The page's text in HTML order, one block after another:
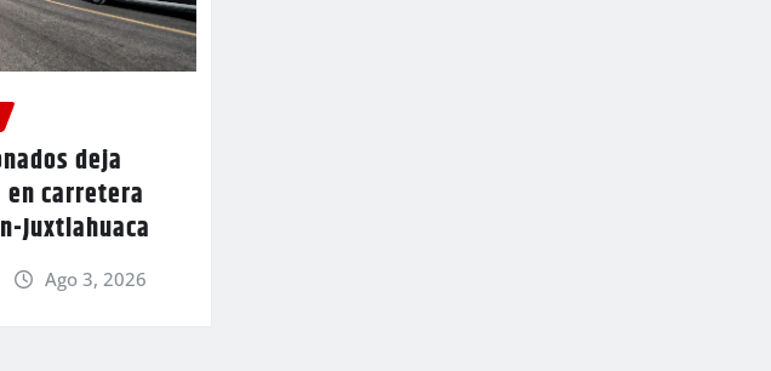
deja
carretera
Juxtlahuaca
Ago 3, 2026